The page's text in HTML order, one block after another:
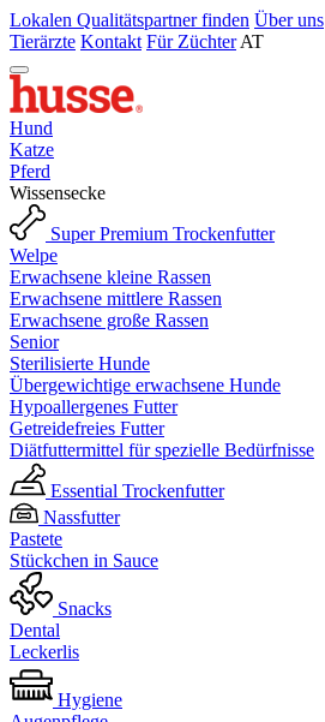
Lokalen Qualitätspartner finden Über uns
Tierärzte Kontakt Für Züchter AT
Hund
Katze
Pferd
Wissensecke
Super Premium Trockenfutter
Welpe
Erwachsene kleine Rassen
Erwachsene mittlere Rassen
Erwachsene große Rassen
Senior
Sterilisierte Hunde
Übergewichtige erwachsene Hunde
Hypoallergenes Futter
Getreidefreies Futter
Diätfuttermittel für spezielle Bedürfnisse
Essential Trockenfutter
Nassfutter
Pastete
Stückchen in Sauce
Snacks
Dental
Leckerlis
Hygiene